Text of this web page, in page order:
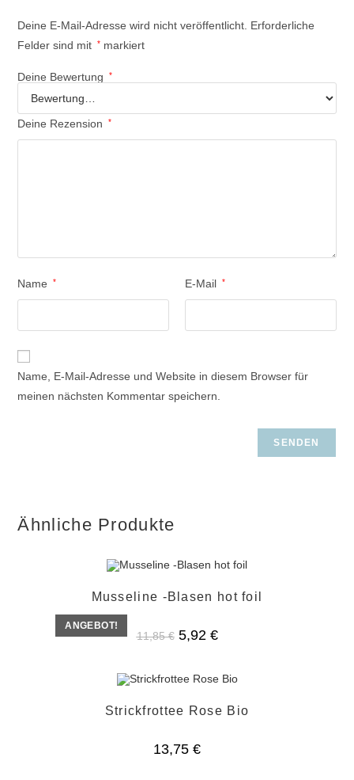
Deine E-Mail-Adresse wird nicht veröffentlicht. Erforderliche
Felder sind mit
* markiert
Deine Bewertung *
Deine Rezension *
Name * E-Mail *
Name, E-Mail-Adresse und Website in diesem Browser für
meinen nächsten Kommentar speichern.
Ähnliche Produkte
ANGEBOT!
Musseline -Blasen hot foil
11,85€ Ursprünglicher
Preis
5,92 €Aktueller
Preis
Strickfrottee Rose Bio
13,75 €